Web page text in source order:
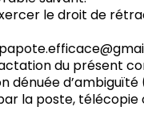
le droit de
du présent
dénuée
la poste, télécopie